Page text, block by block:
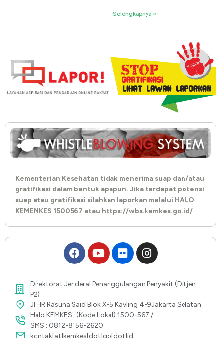
Selengkapnya »
Kementerian Kesehatan tidak menerima suap dan/atau
gratifikasi dalam bentuk apapun. Jika terdapat potensi
suap atau gratifikasi silahkan laporkan melalui HALO
KEMENKES 1500567 atau https://wbs.kemkes.go.id/
Direktorat Jenderal Penanggulangan Penyakit (Ditjen
P2)
Jl HR Rasuna Said Blok X-5 Kavling 4-9Jakarta Selatan
Halo KEMKES : (Kode Lokal) 1500-567 /
SMS : 0812-8156-2620
kontak[at]kemkes[dot]go[dot]id